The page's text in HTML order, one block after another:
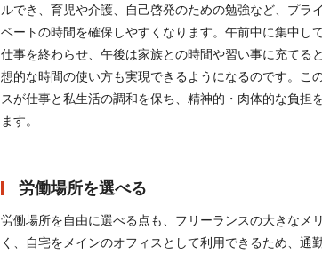
ルでき、育児や介護、自己啓発のための勉強など、プライ
ベートの時間を確保しやすくなります。午前中に集中し
仕事を終わらせ、午後は家族との時間や習い事に充てる
想的な時間の使い方も実現できるようになるのです。こ
スが仕事と私生活の調和を保ち、精神的・肉体的な負担
ます。
労働場所を選べる
労働場所を自由に選べる点も、フリーランスの大きなメ
く、自宅をメインのオフィスとして利用できるため、通